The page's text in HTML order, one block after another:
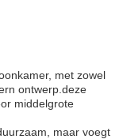
met zowel
ontwerp.deze
middelgrote
maar voegt